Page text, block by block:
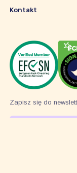
Kontakt
Zapisz się do